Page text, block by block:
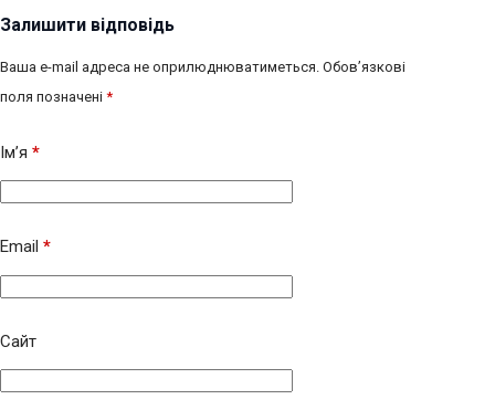
Залишити відповідь
Ваша e-mail адреса не оприлюднюватиметься. Обов’язкові
поля позначені *
Ім’я *
Email *
Сайт